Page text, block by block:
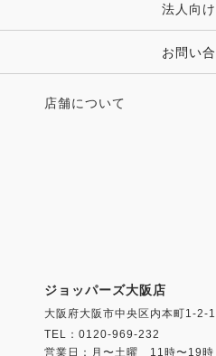
その他 ファッション雑貨
法人向
お問い
店舗について
ジョッパーズ大阪店
大阪府大阪市中央区内本町1-2-
TEL：0120-969-232
営業日：月〜土曜 11時〜19時